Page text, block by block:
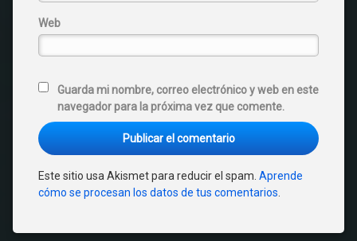
Web
Guarda mi nombre, correo electrónico y web en este
navegador para la próxima vez que comente.
Este sitio usa Akismet para reducir el spam. Aprende
cómo se procesan los datos de tus comentarios